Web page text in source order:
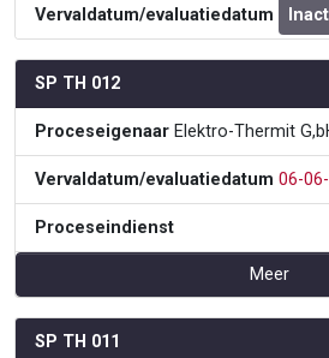
Vervaldatum/evaluatiedatum
SP TH 012
Proceseigenaar Elektro-Thermit
Vervaldatum/evaluatiedatum 06-
Proceseindienst
Meer
SP TH 011